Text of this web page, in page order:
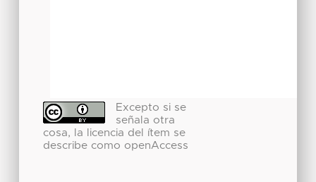
Excepto si se
señala otra
cosa, la licencia del ítem se
describe como openAccess